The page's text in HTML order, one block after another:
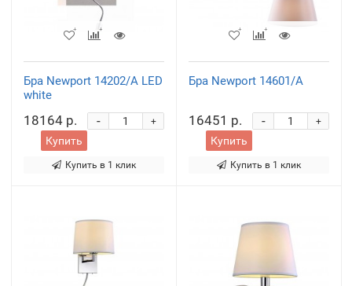
Бра Newport 14202/A LED
white
18164 р. +
-
Купить
Купить в 1 клик
Бра Newport 14601/A
16451 р. +
-
Купить
Купить в 1 клик